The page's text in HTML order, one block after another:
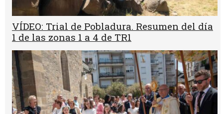
VÍDEO: Trial de Pobladura. Resumen del día
1 de las zonas 1 a 4 de TR1